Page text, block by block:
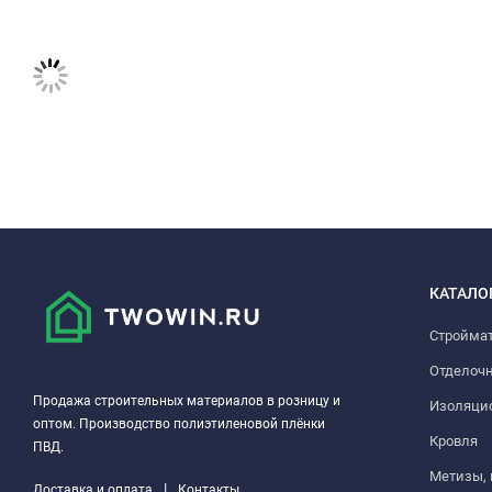
Продажа строительных материалов в розницу и
оптом. Производство полиэтиленовой плёнки
ПВД.
Кровля
Метизы,